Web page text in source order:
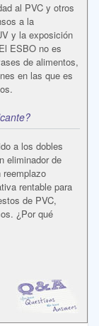
al PVC y otros
a la
y la exposición
ESBO no es
de alimentos,
en las que es
a los dobles
eliminador de
rentable para
de PVC,
¿Por qué